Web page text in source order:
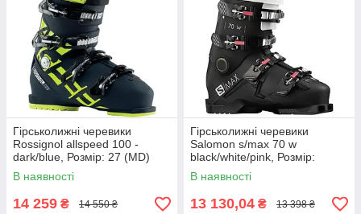
Гірськолижні черевики
Rossignol allspeed 100 -
dark/blue, Розмір: 27 (MD)
В наявності
14 259 ₴ 14 550 ₴
Гірськолижні черевики
Salomon s/max 70 w
black/white/pink, Розмір:
23/23.5, 24/24.5 (MD)
В наявності
13 130,04 ₴ 13 398 ₴